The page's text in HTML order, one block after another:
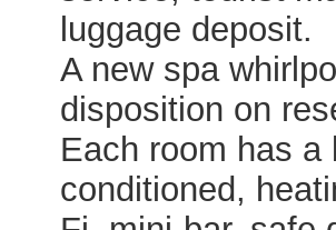
luggage deposit.
A new spa
disposition on
Each room has a
conditioned,